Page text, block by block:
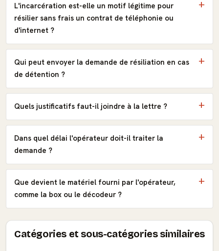
L'incarcération est-elle un motif légitime pour
résilier sans frais un contrat de téléphonie ou
d'internet ?
Qui peut envoyer la demande de résiliation en cas
de détention ?
Quels justificatifs faut-il joindre à la lettre ?
Dans quel délai l'opérateur doit-il traiter la
demande ?
Que devient le matériel fourni par l'opérateur,
comme la box ou le décodeur ?
Catégories et sous-catégories similaires